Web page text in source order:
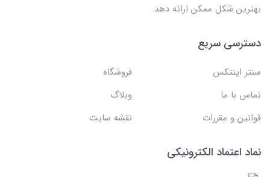
بهترین شکل ممکن ارائه دهد.
دسترسی سریع
سنتر اینتکس
فروشگاه
تماس با ما
وبلاگ
قوانین و مقررات
نقشه سایت
نماد اعتماد الکترونیکی